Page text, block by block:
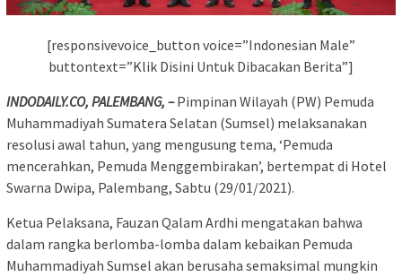
[responsivevoice_button voice=”Indonesian Male”
buttontext=”Klik Disini Untuk Dibacakan Berita”]
INDODAILY.CO, PALEMBANG, – Pimpinan Wilayah (PW) Pemuda
Muhammadiyah Sumatera Selatan (Sumsel) melaksanakan
resolusi awal tahun, yang mengusung tema, ‘Pemuda
mencerahkan, Pemuda Menggembirakan’, bertempat di Hotel
Swarna Dwipa, Palembang, Sabtu (29/01/2021).
Ketua Pelaksana, Fauzan Qalam Ardhi mengatakan bahwa
dalam rangka berlomba-lomba dalam kebaikan Pemuda
Muhammadiyah Sumsel akan berusaha semaksimal mungkin